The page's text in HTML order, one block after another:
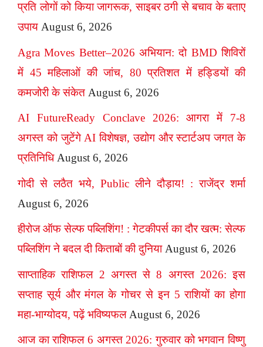
प्रति लोगों को किया जागरूक, साइबर ठगी से बचाव के बताए
उपाय August 6, 2026
Agra Moves Better–2026 अभियान: दो BMD शिविरों
में 45 महिलाओं की जांच, 80 प्रतिशत में हड्डियों की
कमजोरी के संकेत August 6, 2026
AI FutureReady Conclave 2026: आगरा में 7-8
अगस्त को जुटेंगे AI विशेषज्ञ, उद्योग और स्टार्टअप जगत के
प्रतिनिधि August 6, 2026
गोदी से लठैत भये, Public लीने दौड़ाय! : राजेंद्र शर्मा
August 6, 2026
हीरोज ऑफ सेल्फ पब्लिशिंग! : गेटकीपर्स का दौर खत्म: सेल्फ
पब्लिशिंग ने बदल दी किताबों की दुनिया August 6, 2026
साप्ताहिक राशिफल 2 अगस्त से 8 अगस्त 2026: इस
सप्ताह सूर्य और मंगल के गोचर से इन 5 राशियों का होगा
महा-भाग्योदय, पढ़ें भविष्यफल August 6, 2026
आज का राशिफल 6 अगस्त 2026: गुरुवार को भगवान विष्णु